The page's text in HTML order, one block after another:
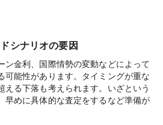
シナリオの要因
ン金利、国際情勢の変動などによって
可能性があります。タイミングが重な
える下落も考えられます。いざという
早めに具体的な査定をするなど準備が